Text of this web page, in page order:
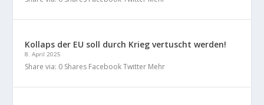
Kollaps der EU soll durch Krieg vertuscht werden!
8. April 2025
Share via: 0 Shares Facebook Twitter Mehr